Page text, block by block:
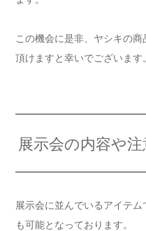
この機会に是非、ヤシキの
頂けますと幸いでございます。
展示会の内容や注
展示会に並んでいるアイテ
も可能となっております。